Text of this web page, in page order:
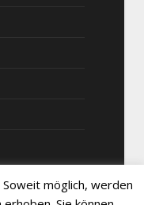
möglich, werden